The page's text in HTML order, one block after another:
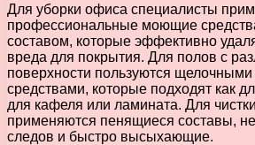
Для уборки офиса специалисты
профессиональные моющие
составом, которые эффективно
вреда для покрытия. Для полов с
поверхности пользуются
средствами, которые подходят как
для кафеля или ламината. Для
применяются пенящиеся составы,
следов и быстро высыхающие.